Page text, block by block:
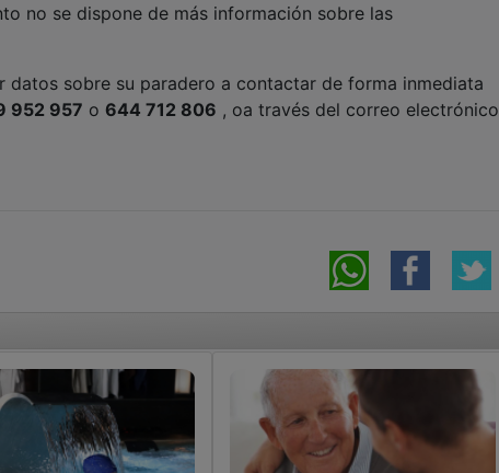
no se dispone de más información sobre las
datos sobre su paradero a contactar de forma inmediata
952 957 o 644 712 806 , oa través del correo electrónico